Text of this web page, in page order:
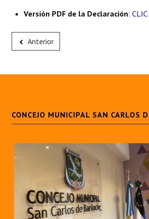
Versión PDF de la Declaración: CLIC
Anterior
CONCEJO MUNICIPAL SAN CARLOS